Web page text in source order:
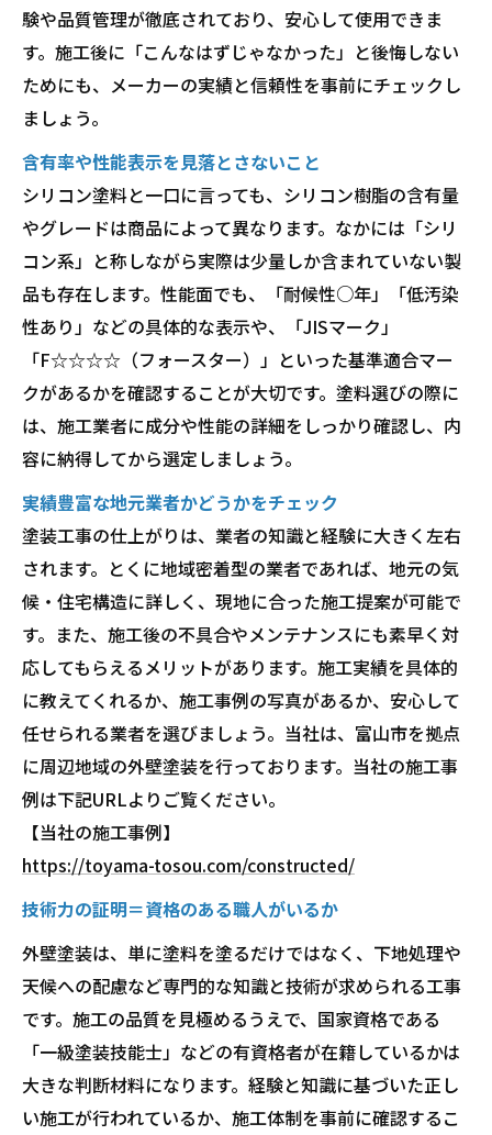
験や品質管理が徹底されており、安心して使用できま
す。施工後に「こんなはずじゃなかった」と後悔しない
ためにも、メーカーの実績と信頼性を事前にチェックし
ましょう。
含有率や性能表示を見落とさないこと
シリコン塗料と一口に言っても、シリコン樹脂の含有量
やグレードは商品によって異なります。なかには「シリ
コン系」と称しながら実際は少量しか含まれていない製
品も存在します。性能面でも、「耐候性○年」「低汚染
性あり」などの具体的な表示や、「JISマーク」
「F☆☆☆☆（フォースター）」といった基準適合マー
クがあるかを確認することが大切です。塗料選びの際に
は、施工業者に成分や性能の詳細をしっかり確認し、内
容に納得してから選定しましょう。
実績豊富な地元業者かどうかをチェック
塗装工事の仕上がりは、業者の知識と経験に大きく左右
されます。とくに地域密着型の業者であれば、地元の気
候・住宅構造に詳しく、現地に合った施工提案が可能で
す。また、施工後の不具合やメンテナンスにも素早く対
応してもらえるメリットがあります。施工実績を具体的
に教えてくれるか、施工事例の写真があるか、安心して
任せられる業者を選びましょう。当社は、富山市を拠点
に周辺地域の外壁塗装を行っております。当社の施工事
例は下記URLよりご覧ください。
【当社の施工事例】
https://toyama-tosou.com/constructed/
技術力の証明＝資格のある職人がいるか
外壁塗装は、単に塗料を塗るだけではなく、下地処理や
天候への配慮など専門的な知識と技術が求められる工事
です。施工の品質を見極めるうえで、国家資格である
「一級塗装技能士」などの有資格者が在籍しているかは
大きな判断材料になります。経験と知識に基づいた正し
い施工が行われているか、施工体制を事前に確認するこ